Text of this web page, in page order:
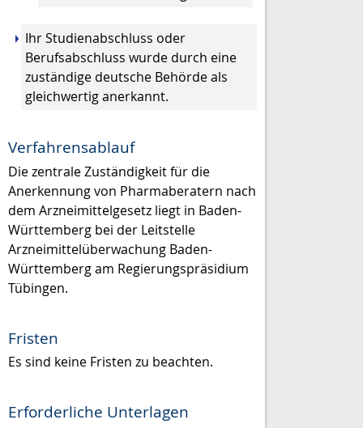
Ihr Studienabschluss oder
Berufsabschluss wurde durch eine
zuständige deutsche Behörde als
gleichwertig anerkannt.
Verfahrensablauf
Die zentrale Zuständigkeit für die
Anerkennung von Pharmaberatern nach
dem Arzneimittelgesetz liegt in Baden-
Württemberg bei der Leitstelle
Arzneimittelüberwachung Baden-
Württemberg am Regierungspräsidium
Tübingen.
Fristen
Es sind keine Fristen zu beachten.
Erforderliche Unterlagen